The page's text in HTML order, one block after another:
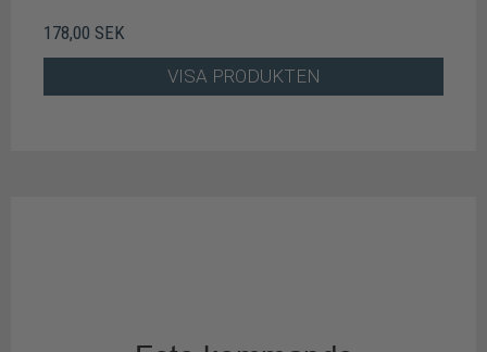
178,00 SEK
VISA PRODUKTEN